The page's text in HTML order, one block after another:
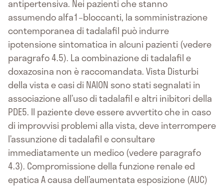
antipertensiva. Nei pazienti che stanno
assumendo alfa1–bloccanti, la somministrazione
contemporanea di tadalafil può indurre
ipotensione sintomatica in alcuni pazienti (vedere
paragrafo 4.5). La combinazione di tadalafil e
doxazosina non è raccomandata. Vista Disturbi
della vista e casi di NAION sono stati segnalati in
associazione all’uso di tadalafil e altri inibitori della
PDE5. Il paziente deve essere avvertito che in caso
di improvvisi problemi alla vista, deve interrompere
l’assunzione di tadalafil e consultare
immediatamente un medico (vedere paragrafo
4.3). Compromissione della funzione renale ed
epatica A causa dell’aumentata esposizione (AUC)